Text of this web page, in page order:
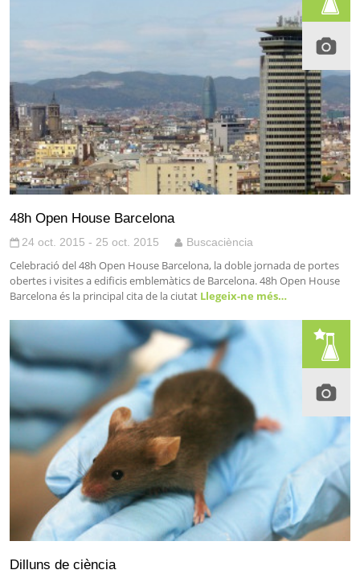
48h Open House Barcelona
24 oct. 2015 - 25 oct. 2015 Buscaciència
Celebració del 48h Open House Barcelona, la doble jornada de portes
obertes i visites a edificis emblemàtics de Barcelona. 48h Open House
Barcelona és la principal cita de la ciutat Llegeix-ne més…
Dilluns de ciència